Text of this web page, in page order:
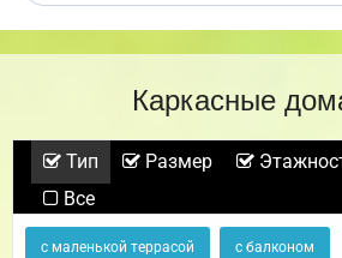
Каркасные
Тип Размер
Все
с маленькой террасой с балконом